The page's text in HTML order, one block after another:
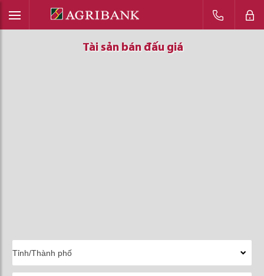
Tài sản bán đấu giá
Tài sản bán đấu giá
Tài sản bán đấu giá